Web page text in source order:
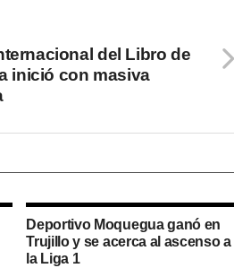
del Libro de
inició con masiva
Deportivo Moquegua ganó en
Trujillo y se acerca al ascenso a
la Liga 1